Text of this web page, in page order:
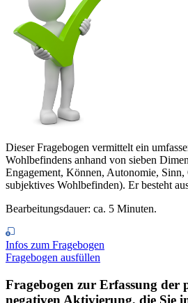
Dieser Fragebogen vermittelt ein
Wohlbefindens anhand von sieben
Engagement, Können, Autonomie,
subjektives Wohlbefinden). Er besteht
Bearbeitungsdauer: ca. 5 Minuten.
Infos zum Fragebogen
Fragebogen ausfüllen
Fragebogen zur Erfassung der
negativen Aktivierung, die Sie